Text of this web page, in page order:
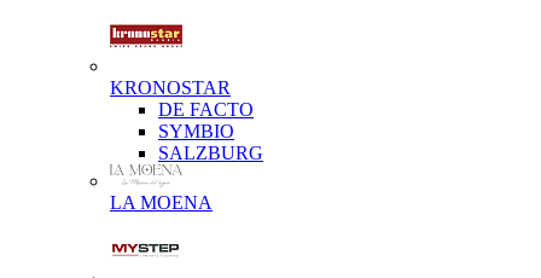
KRONOSTAR
DE FACTO
SYMBIO
SALZBURG
LA MOENA